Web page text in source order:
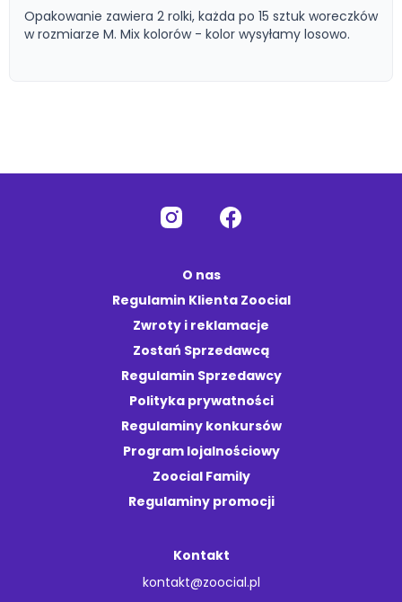
Opakowanie zawiera 2 rolki, każda po 15 sztuk woreczków
w rozmiarze M. Mix kolorów - kolor wysyłamy losowo.
O nas
Regulamin Klienta Zoocial
Zwroty i reklamacje
Zostań Sprzedawcą
Regulamin Sprzedawcy
Polityka prywatności
Regulaminy konkursów
Program lojalnościowy
Zoocial Family
Regulaminy promocji
Kontakt
kontakt@zoocial.pl